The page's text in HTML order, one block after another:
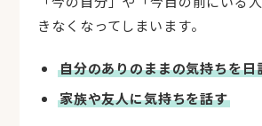
きなくなってしまいます。
自分のありのままの気持ちを日
家族や友人に気持ちを話す